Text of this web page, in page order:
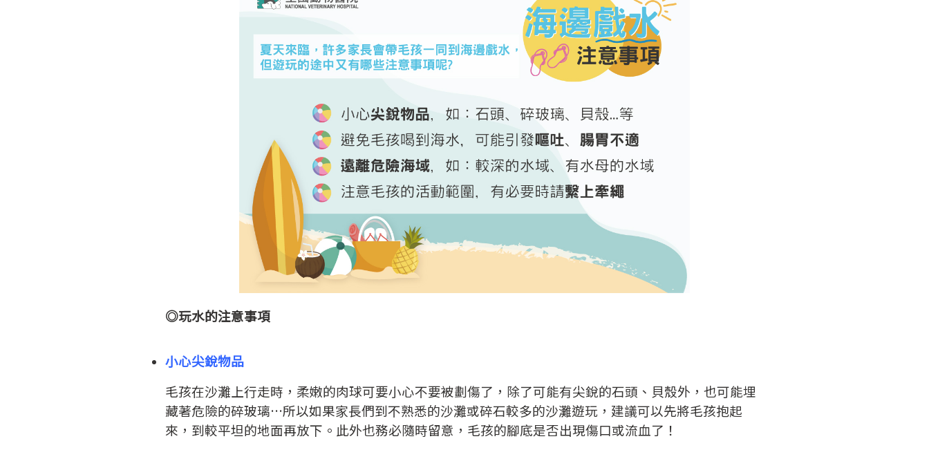
◎玩水的注意事項
小心尖銳物品
毛孩在沙灘上行走時，柔嫩的肉球可要小心不要被劃傷了，除了可能有尖銳的石頭、貝殼外，也可能埋
藏著危險的碎玻璃…所以如果家長們到不熟悉的沙灘或碎石較多的沙灘遊玩，建議可以先將毛孩抱起
來，到較平坦的地面再放下。此外也務必隨時留意，毛孩的腳底是否出現傷口或流血了！